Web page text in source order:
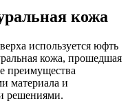
кожа
используется юфть
кожа, прошедшая
преимущества
материала и
решениями.